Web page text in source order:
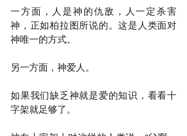
一方面，人是神的仇敌，人一定杀害
神，正如柏拉图所说的。这是人类面对
神唯一的方式。
另一方面，神爱人。
如果我们缺乏神就是爱的知识，看看十
字架就足够了。